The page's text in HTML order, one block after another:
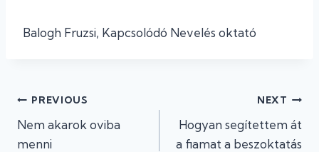
Balogh Fruzsi, Kapcsolódó Nevelés oktató
Bejegyzés
navigáció
PREVIOUS
Nem akarok oviba
menni
NEXT
Hogyan segítettem át
a fiamat a beszoktatás